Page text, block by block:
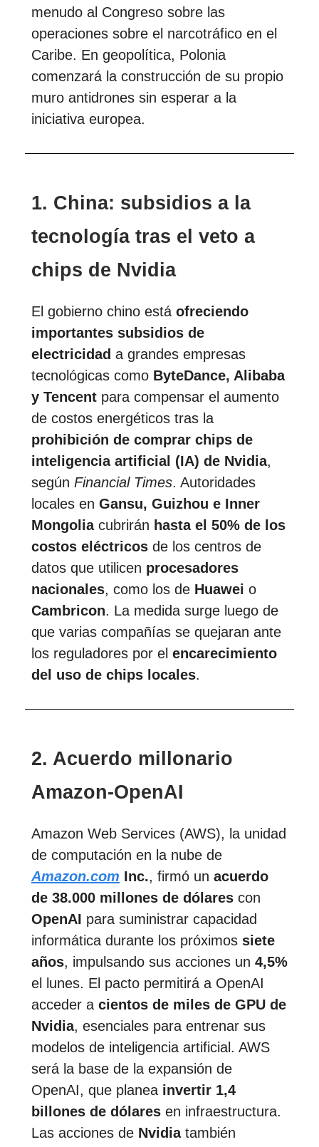
menudo al Congreso sobre las
operaciones sobre el narcotráfico en el
Caribe. En geopolítica, Polonia
comenzará la construcción de su propio
muro antidrones sin esperar a la
iniciativa europea.
1. China: subsidios a la
tecnología tras el veto a
chips de Nvidia
El gobierno chino está ofreciendo
importantes subsidios de
electricidad a grandes empresas
tecnológicas como ByteDance, Alibaba
y Tencent para compensar el aumento
de costos energéticos tras la
prohibición de comprar chips de
inteligencia artificial (IA) de Nvidia,
según Financial Times. Autoridades
locales en Gansu, Guizhou e Inner
Mongoliacubrirán hasta el 50% de los
costos eléctricos de los centros de
datos que utilicen procesadores
nacionales, como los de Huawei o
Cambricon. La medida surge luego de
que varias compañías se quejaran ante
los reguladores por el encarecimiento
del uso de chips locales.
2. Acuerdo millonario
Amazon-OpenAI
Amazon Web Services (AWS), la unidad
de computación en la nube de
Amazon.com Inc., firmó un acuerdo
de 38.000 millones de dólares con
OpenAI para suministrar capacidad
informática durante los próximos siete
años, impulsando sus acciones un 4,5%
el lunes. El pacto permitirá a OpenAI
acceder a cientos de miles de GPU de
Nvidia, esenciales para entrenar sus
modelos de inteligencia artificial. AWS
será la base de la expansión de
OpenAI, que planea invertir 1,4
billones de dólares en infraestructura.
Las acciones de Nvidiatambién